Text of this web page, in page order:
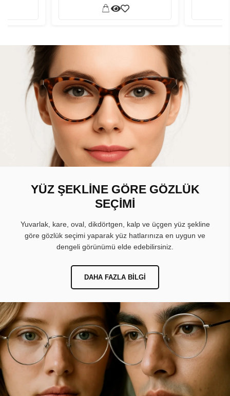
YÜZ ŞEKLİNE GÖRE GÖZLÜK
SEÇİMİ
Yuvarlak, kare, oval, dikdörtgen, kalp ve üçgen yüz şekline
göre gözlük seçimi yaparak yüz hatlarınıza en uygun ve
dengeli görünümü elde edebilirsiniz.
DAHA FAZLA BILGI